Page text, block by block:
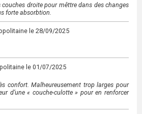
couches droite pour mêttre dans des changes
forte absorbtion.
le 28/09/2025
le 01/07/2025
confort. Malheureusement trop larges pour
d’une « couche-culotte » pour en renforcer